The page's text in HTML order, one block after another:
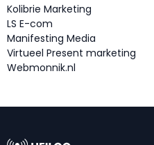
Kolibrie Marketing
LS E-com
Manifesting Media
Virtueel Present marketing
Webmonnik.nl